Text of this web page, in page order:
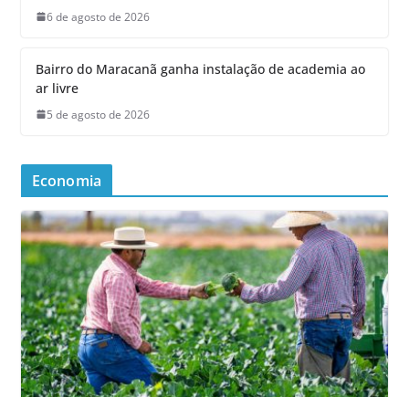
6 de agosto de 2026
Bairro do Maracanã ganha instalação de academia ao
ar livre
5 de agosto de 2026
Economia